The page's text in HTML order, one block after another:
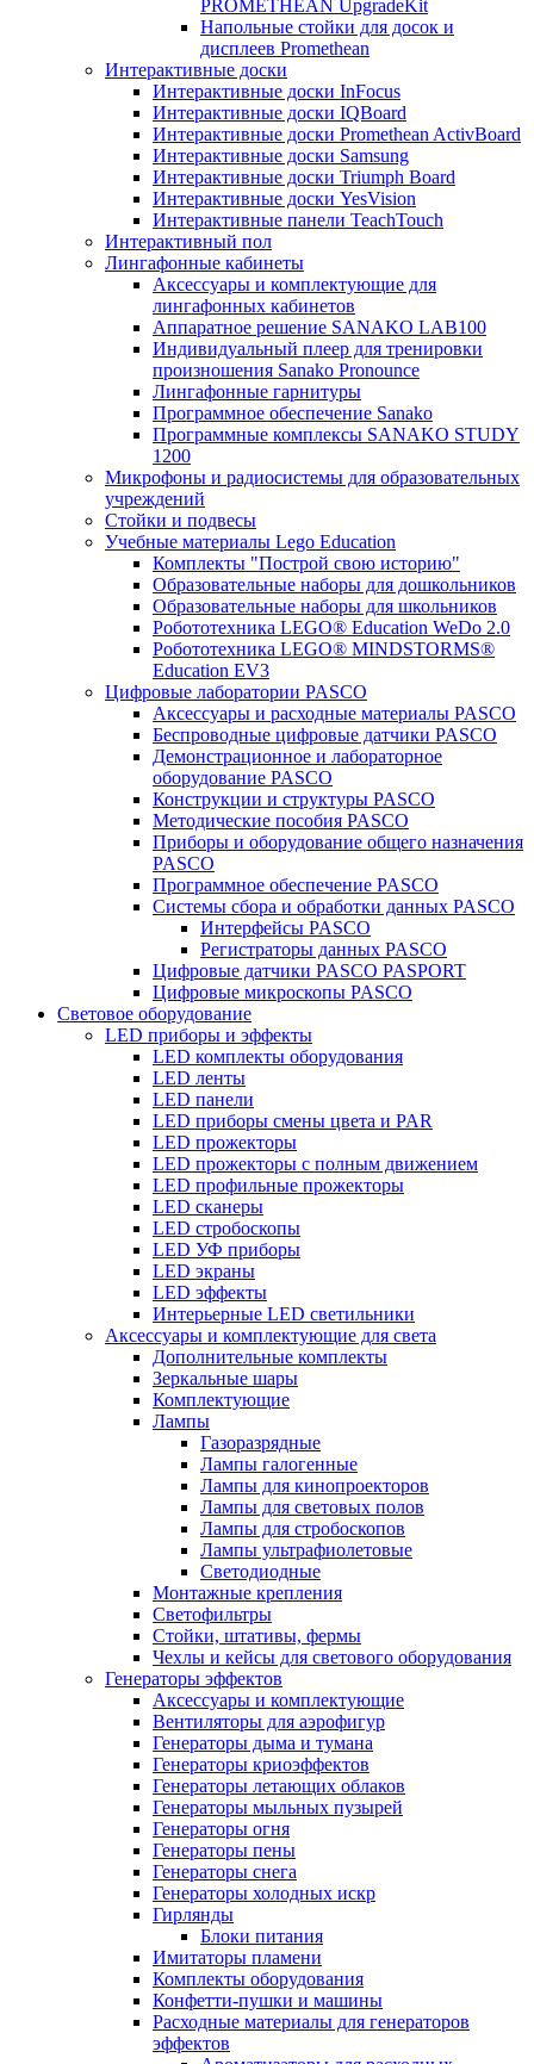
PROMETHEAN UpgradeKit
Напольные стойки для досок и
дисплеев Promethean
Интерактивные доски
Интерактивные доски InFocus
Интерактивные доски IQBoard
Интерактивные доски Promethean ActivBoard
Интерактивные доски Samsung
Интерактивные доски Triumph Board
Интерактивные доски YesVision
Интерактивные панели TeachTouch
Интерактивный пол
Лингафонные кабинеты
Аксессуары и комплектующие для
лингафонных кабинетов
Аппаратное решение SANAKO LAB100
Индивидуальный плеер для тренировки
произношения Sanako Pronounce
Лингафонные гарнитуры
Программное обеспечение Sanako
Программные комплексы SANAKO STUDY
1200
Микрофоны и радиосистемы для образовательных
учреждений
Стойки и подвесы
Учебные материалы Lego Education
Комплекты "Построй свою историю"
Образовательные наборы для дошкольников
Образовательные наборы для школьников
Робототехника LEGO® Education WeDo 2.0
Робототехника LEGO® MINDSTORMS®
Education EV3
Цифровые лаборатории PASCO
Аксессуары и расходные материалы PASCO
Беспроводные цифровые датчики PASCO
Демонстрационное и лабораторное
оборудование PASCO
Конструкции и структуры PASCO
Методические пособия PASCO
Приборы и оборудование общего назначения
PASCO
Программное обеспечение PASCO
Системы сбора и обработки данных PASCO
Интерфейсы PASCO
Регистраторы данных PASCO
Цифровые датчики PASCO PASPORT
Цифровые микроскопы PASCO
Световое оборудование
LED приборы и эффекты
LED комплекты оборудования
LED ленты
LED панели
LED приборы смены цвета и PAR
LED прожекторы
LED прожекторы с полным движением
LED профильные прожекторы
LED сканеры
LED стробоскопы
LED УФ приборы
LED экраны
LED эффекты
Интерьерные LED светильники
Аксессуары и комплектующие для света
Дополнительные комплекты
Зеркальные шары
Комплектующие
Лампы
Газоразрядные
Лампы галогенные
Лампы для кинопроекторов
Лампы для световых полов
Лампы для стробоскопов
Лампы ультрафиолетовые
Светодиодные
Монтажные крепления
Светофильтры
Стойки, штативы, фермы
Чехлы и кейсы для светового оборудования
Генераторы эффектов
Аксессуары и комплектующие
Вентиляторы для аэрофигур
Генераторы дыма и тумана
Генераторы криоэффектов
Генераторы летающих облаков
Генераторы мыльных пузырей
Генераторы огня
Генераторы пены
Генераторы снега
Генераторы холодных искр
Гирлянды
Блоки питания
Имитаторы пламени
Комплекты оборудования
Конфетти-пушки и машины
Расходные материалы для генераторов
эффектов